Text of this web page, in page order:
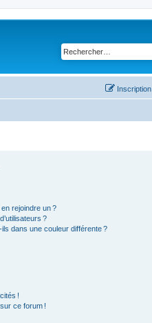
Inscription
rejoindre un ?
?
dans une couleur différente ?
!
ce forum !